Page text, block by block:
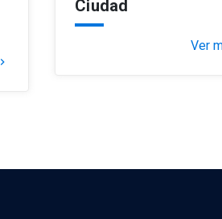
keyboard_arrow_right
Ciudad
Ver